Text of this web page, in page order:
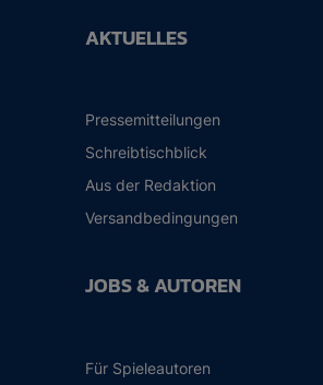
AKTUELLES
Pressemitteilungen
Schreibtischblick
Aus der Redaktion
Versandbedingungen
JOBS & AUTOREN
Für Spieleautoren